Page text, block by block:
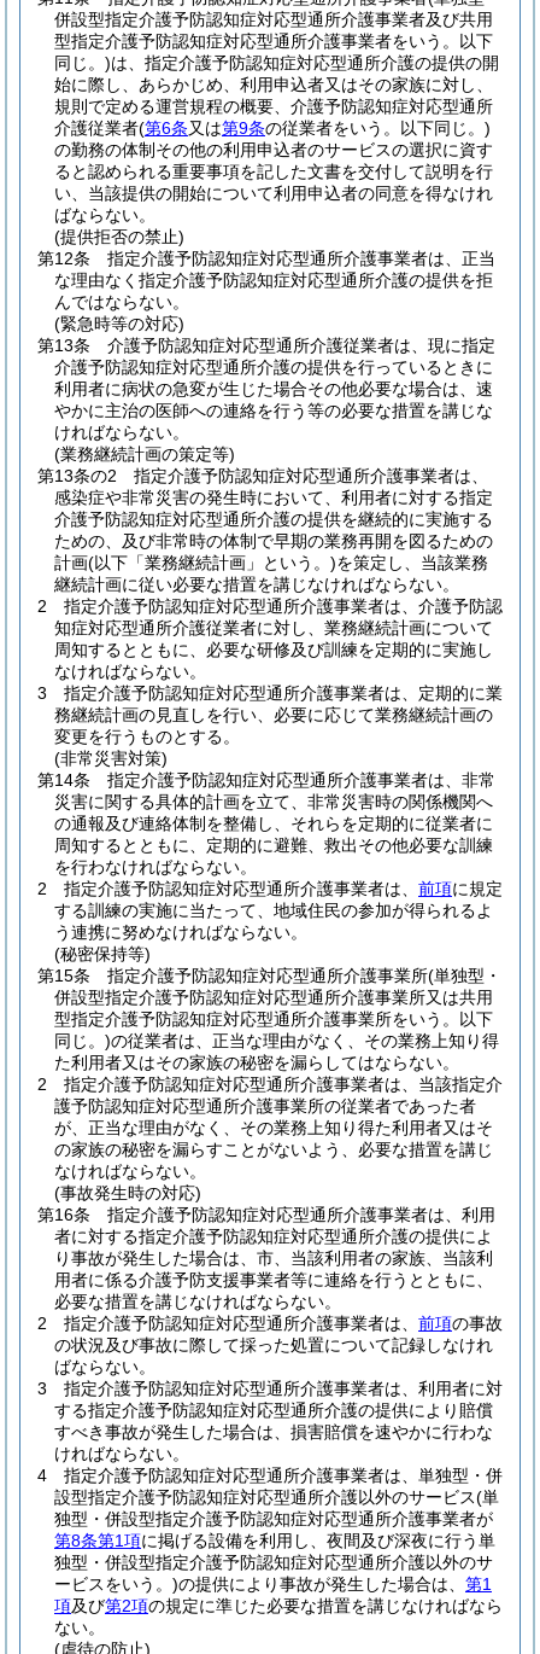
併設型指定介護予防認知症対応型通所介護事業者及び共用
型指定介護予防認知症対応型通所介護事業者をいう。以下
同じ。)は、指定介護予防認知症対応型通所介護の提供の開
始に際し、あらかじめ、利用申込者又はその家族に対し、
規則で定める運営規程の概要、介護予防認知症対応型通所
介護従業者(第6条又は第9条の従業者をいう。以下同じ。)
の勤務の体制その他の利用申込者のサービスの選択に資す
ると認められる重要事項を記した文書を交付して説明を行
い、当該提供の開始について利用申込者の同意を得なけれ
ばならない。
(提供拒否の禁止)
第12条
指定介護予防認知症対応型通所介護事業者は、正当
な理由なく指定介護予防認知症対応型通所介護の提供を拒
んではならない。
(緊急時等の対応)
第13条
介護予防認知症対応型通所介護従業者は、現に指定
介護予防認知症対応型通所介護の提供を行っているときに
利用者に病状の急変が生じた場合その他必要な場合は、速
やかに主治の医師への連絡を行う等の必要な措置を講じな
ければならない。
(業務継続計画の策定等)
第13条の2
指定介護予防認知症対応型通所介護事業者は、
感染症や非常災害の発生時において、利用者に対する指定
介護予防認知症対応型通所介護の提供を継続的に実施する
ための、及び非常時の体制で早期の業務再開を図るための
計画(以下「業務継続計画」という。)を策定し、当該業務
継続計画に従い必要な措置を講じなければならない。
2
指定介護予防認知症対応型通所介護事業者は、介護予防認
知症対応型通所介護従業者に対し、業務継続計画について
周知するとともに、必要な研修及び訓練を定期的に実施し
なければならない。
3
指定介護予防認知症対応型通所介護事業者は、定期的に業
務継続計画の見直しを行い、必要に応じて業務継続計画の
変更を行うものとする。
(非常災害対策)
第14条
指定介護予防認知症対応型通所介護事業者は、非常
災害に関する具体的計画を立て、非常災害時の関係機関へ
の通報及び連絡体制を整備し、それらを定期的に従業者に
周知するとともに、定期的に避難、救出その他必要な訓練
を行わなければならない。
2
指定介護予防認知症対応型通所介護事業者は、 前項に規定
する訓練の実施に当たって、地域住民の参加が得られるよ
う連携に努めなければならない。
(秘密保持等)
第15条
指定介護予防認知症対応型通所介護事業所(単独型・
併設型指定介護予防認知症対応型通所介護事業所又は共用
型指定介護予防認知症対応型通所介護事業所をいう。以下
同じ。)の従業者は、正当な理由がなく、その業務上知り得
た利用者又はその家族の秘密を漏らしてはならない。
2
指定介護予防認知症対応型通所介護事業者は、当該指定介
護予防認知症対応型通所介護事業所の従業者であった者
が、正当な理由がなく、その業務上知り得た利用者又はそ
の家族の秘密を漏らすことがないよう、必要な措置を講じ
なければならない。
(事故発生時の対応)
第16条
指定介護予防認知症対応型通所介護事業者は、利用
者に対する指定介護予防認知症対応型通所介護の提供によ
り事故が発生した場合は、市、当該利用者の家族、当該利
用者に係る介護予防支援事業者等に連絡を行うとともに、
必要な措置を講じなければならない。
2
指定介護予防認知症対応型通所介護事業者は、 前項の事故
の状況及び事故に際して採った処置について記録しなけれ
ばならない。
3
指定介護予防認知症対応型通所介護事業者は、利用者に対
する指定介護予防認知症対応型通所介護の提供により賠償
すべき事故が発生した場合は、損害賠償を速やかに行わな
ければならない。
4
指定介護予防認知症対応型通所介護事業者は、単独型・併
設型指定介護予防認知症対応型通所介護以外のサービス(単
独型・併設型指定介護予防認知症対応型通所介護事業者が
第8条第1項に掲げる設備を利用し、夜間及び深夜に行う単
独型・併設型指定介護予防認知症対応型通所介護以外のサ
ービスをいう。)の提供により事故が発生した場合は、 第1
項及び第2項の規定に準じた必要な措置を講じなければなら
ない。
(虐待の防止)